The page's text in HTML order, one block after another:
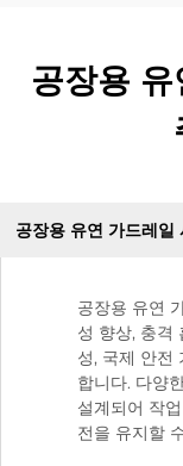
공장용
공장용 유연 가드레일
공장용 유연
성 향상, 충격
성, 국제 안전
합니다. 다양
설계되어 작
전을 유지할